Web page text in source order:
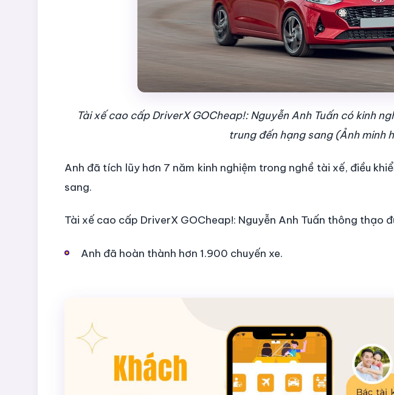
Tài xế cao cấp DriverX GOCheap!: Nguyễn Anh Tuấn có kinh
trung đến hạng sang (Ảnh minh
Anh đã tích lũy hơn 7 năm kinh nghiệm trong nghề tài xế, điều
sang.
Tài xế cao cấp DriverX GOCheap!: Nguyễn Anh Tuấn thông thạo
Anh đã hoàn thành hơn 1.900 chuyến xe.